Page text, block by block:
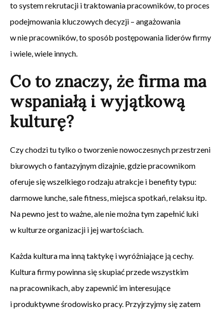
to system rekrutacji i traktowania pracowników, to proces
podejmowania kluczowych decyzji – angażowania
w nie pracowników, to sposób postępowania liderów firmy
i wiele, wiele innych.
Co to znaczy, że firma ma
wspaniałą i wyjątkową
kulturę?
Czy chodzi tu tylko o tworzenie nowoczesnych przestrzeni
biurowych o fantazyjnym dizajnie, gdzie pracownikom
oferuje się wszelkiego rodzaju atrakcje i benefity typu:
darmowe lunche, sale fitness, miejsca spotkań, relaksu itp.
Na pewno jest to ważne, ale nie można tym zapełnić luki
w kulturze organizacji i jej wartościach.
Każda kultura ma inną taktykę i wyróżniające ją cechy.
Kultura firmy powinna się skupiać przede wszystkim
na pracownikach, aby zapewnić im interesujące
i produktywne środowisko pracy. Przyjrzyjmy się zatem